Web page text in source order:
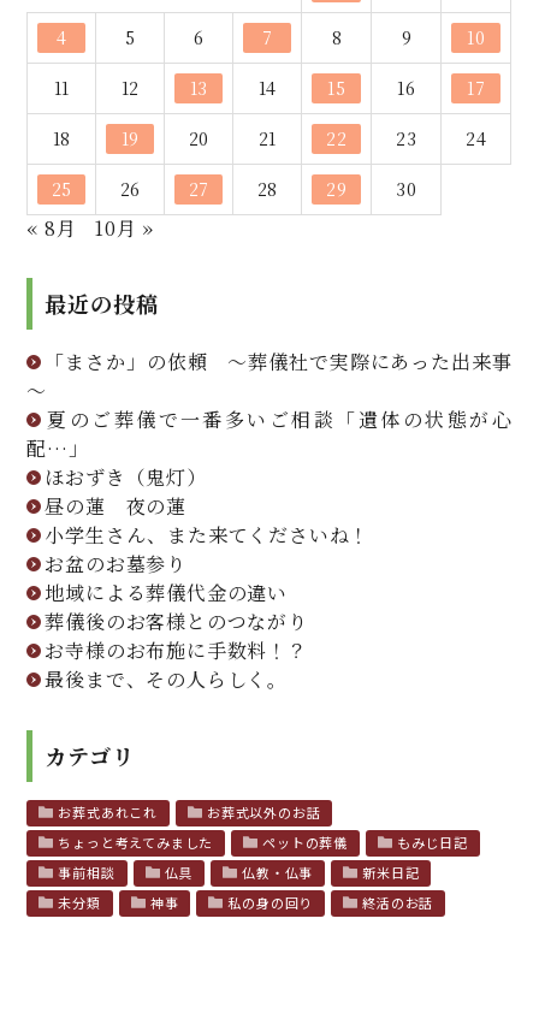
4 5 6 7 8 9 10
11 12 13 14 15 16 17
18 19 20 21 22 23 24
25 26 27 28 29 30
« 8月 10月 »
最近の投稿
「まさか」の依頼 ～葬儀社で実際にあった出来事
～
夏のご葬儀で一番多いご相談「遺体の状態が心
配…」
ほおずき（鬼灯）
昼の蓮 夜の蓮
小学生さん、また来てくださいね！
お盆のお墓参り
地域による葬儀代金の違い
葬儀後のお客様とのつながり
お寺様のお布施に手数料！？
最後まで、その人らしく。
カテゴリ
お葬式あれこれ
お葬式以外のお話
ちょっと考えてみました
ペットの葬儀
もみじ日記
事前相談
仏具 仏教・仏事
新米日記
未分類
神事 私の身の回り 終活のお話